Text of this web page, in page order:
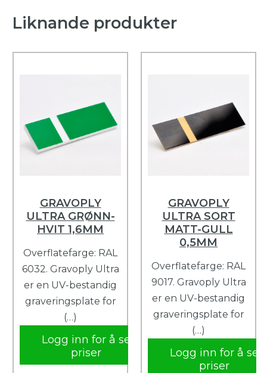
Liknande produkter
GRAVOPLY
ULTRA GRØNN-
HVIT 1,6MM
Overflatefarge: RAL
6032. Gravoply Ultra
er en UV-bestandig
graveringsplate for
(…)
Logg inn for å se
priser
GRAVOPLY
ULTRA SORT
MATT-GULL
0,5MM
Overflatefarge: RAL
9017. Gravoply Ultra
er en UV-bestandig
graveringsplate for
(…)
Logg inn for å se
priser